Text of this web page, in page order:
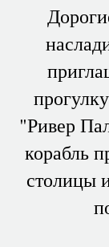
"Ривер
корабль
столицы